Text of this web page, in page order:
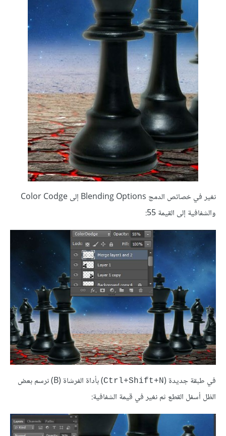
نغير في خصائص الدمج Blending Options إلى Color Codge
والشفافية إلى القيمة 55:
في طبقة جديدة (Ctrl+Shift+N
) بأداة الفرشاة (B) نرسم بعض
الظل أسفل القطع ثم نغير في قيمة الشفافية: